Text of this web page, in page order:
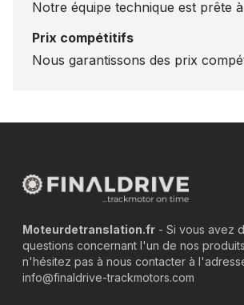
Notre équipe technique est prête
Prix compétitifs
Nous garantissons des prix
Moteurdetranslation.fr - Si vous avez
questions concernant l'un de nos produits,
n'hésitez pas à nous contacter à
info@finaldrive-trackmotors.com